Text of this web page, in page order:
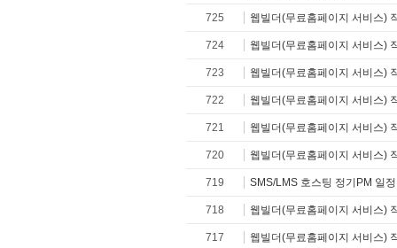
725 웹빌더(무료홈페이지 서비스)
724 웹빌더(무료홈페이지 서비스)
723 웹빌더(무료홈페이지 서비스)
722 웹빌더(무료홈페이지 서비스)
721 웹빌더(무료홈페이지 서비스)
720 웹빌더(무료홈페이지 서비스)
719 SMS/LMS 호스팅 정기PM 일
718 웹빌더(무료홈페이지 서비스)
717 웹빌더(무료홈페이지 서비스)